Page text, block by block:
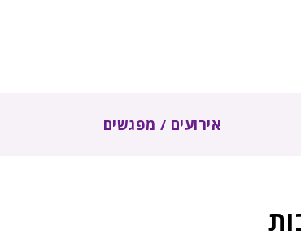
אירועים / מפגשים